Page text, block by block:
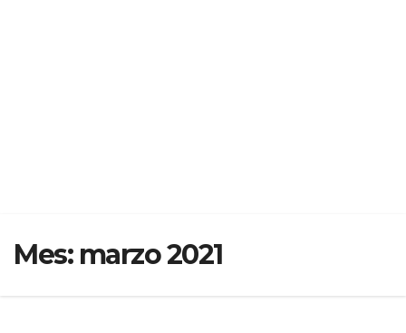
Mes: marzo 2021